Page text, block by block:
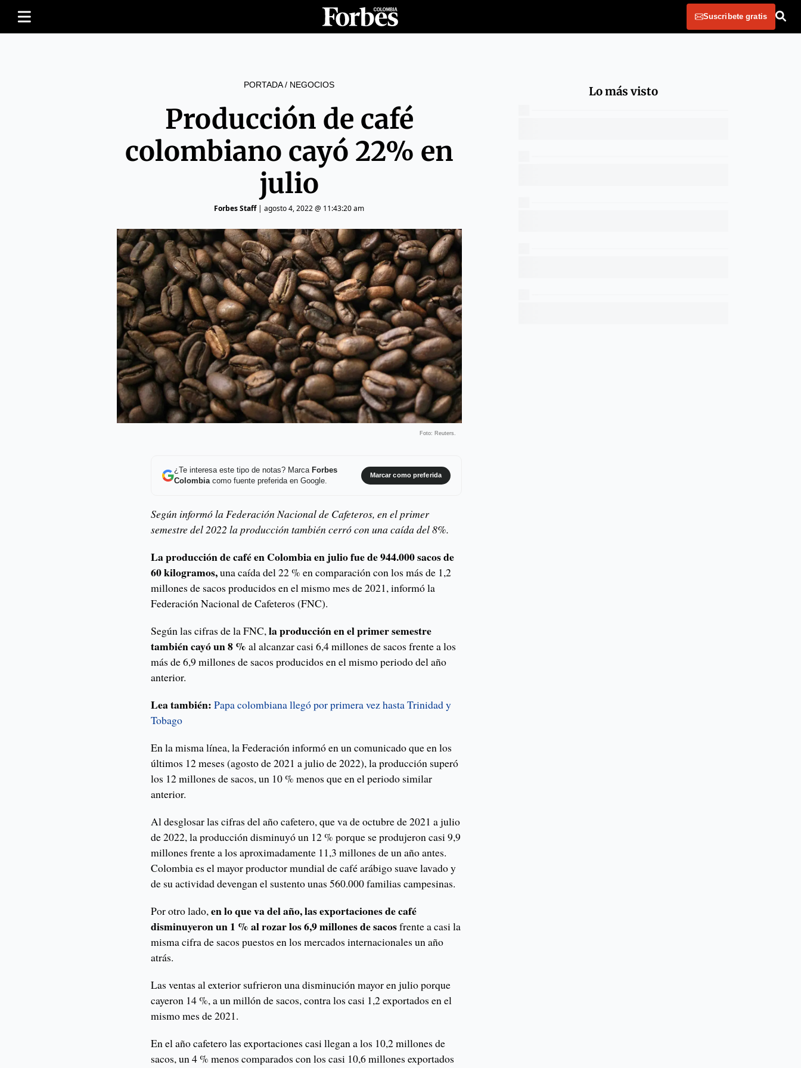
Suscribete gratis
PORTADA/ NEGOCIOS
Producción de café
colombiano cayó 22% en
julio
Forbes Staff| agosto 4, 2022 @ 11:43:20 am
Foto: Reuters.
¿Te interesa este tipo de notas? Marca Forbes
Colombiacomo fuente preferida en Google.
Marcar como preferida
Según informó la Federación Nacional de Cafeteros, en el primer
semestre del 2022 la producción también cerró con una caída del 8%.
La producción de café en Colombia en julio fue de 944.000 sacos de
60 kilogramos,una caída del 22 % en comparación con los más de 1,2
millones de sacos producidos en el mismo mes de 2021, informó la
Federación Nacional de Cafeteros (FNC).
Según las cifras de la FNC,la producción en el primer semestre
también cayó un 8 %al alcanzar casi 6,4 millones de sacos frente a los
más de 6,9 millones de sacos producidos en el mismo periodo del año
anterior.
Lea también: Papa colombiana llegó por primera vez hasta Trinidad y
Tobago
En la misma línea, la Federación informó en un comunicado que en los
últimos 12 meses (agosto de 2021 a julio de 2022), la producción superó
los 12 millones de sacos, un 10 % menos que en el periodo similar
anterior.
Al desglosar las cifras del año cafetero, que va de octubre de 2021 a julio
de 2022, la producción disminuyó un 12 % porque se produjeron casi 9,9
millones frente a los aproximadamente 11,3 millones de un año antes.
Colombia es el mayor productor mundial de café arábigo suave lavado y
de su actividad devengan el sustento unas 560.000 familias campesinas.
Por otro lado,en lo que va del año, las exportaciones de café
disminuyeron un 1 % al rozar los 6,9 millones de sacosfrente a casi la
misma cifra de sacos puestos en los mercados internacionales un año
atrás.
Las ventas al exterior sufrieron una disminución mayor en julio porque
cayeron 14 %, a un millón de sacos, contra los casi 1,2 exportados en el
mismo mes de 2021.
En el año cafetero las exportaciones casi llegan a los 10,2 millones de
sacos, un 4 % menos comparados con los casi 10,6 millones exportados
Lo más visto